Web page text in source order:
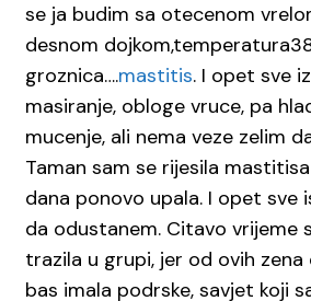
se ja budim sa otecenom
desnom
groznica….mastitis. I opet sve
masiranje, obloge vruce, pa
mucenje, ali nema veze zelim
Taman sam se rijesila
dana ponovo upala. I opet sve
da odustanem. Citavo vrijeme
trazila u grupi, jer od ovih zena
bas imala podrske, savjet koji